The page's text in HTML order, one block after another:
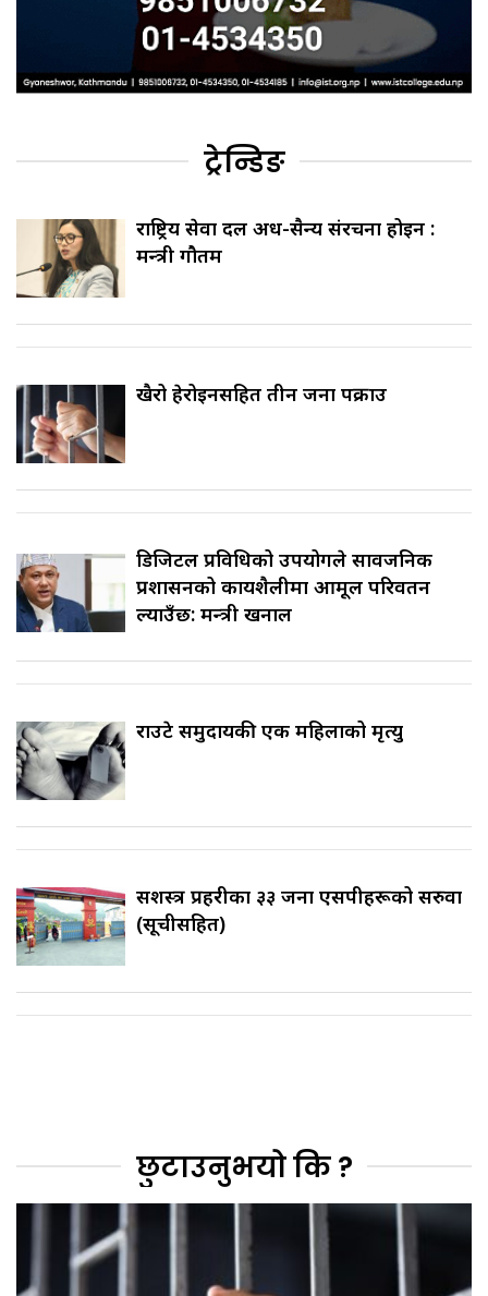
ट्रेन्डिङ
राष्ट्रिय सेवा दल अर्ध-सैन्य संरचना होइन :
मन्त्री गौतम
खैरो हेरोइनसहित तीन जना पक्राउ
डिजिटल प्रविधिको उपयोगले सार्वजनिक
प्रशासनको कार्यशैलीमा आमूल परिवर्तन
ल्याउँछ: मन्त्री खनाल
राउटे समुदायकी एक महिलाको मृत्यु
सशस्त्र प्रहरीका ३३ जना एसपीहरूको सरुवा
(सूचीसहित)
छुटाउनुभयो कि ?